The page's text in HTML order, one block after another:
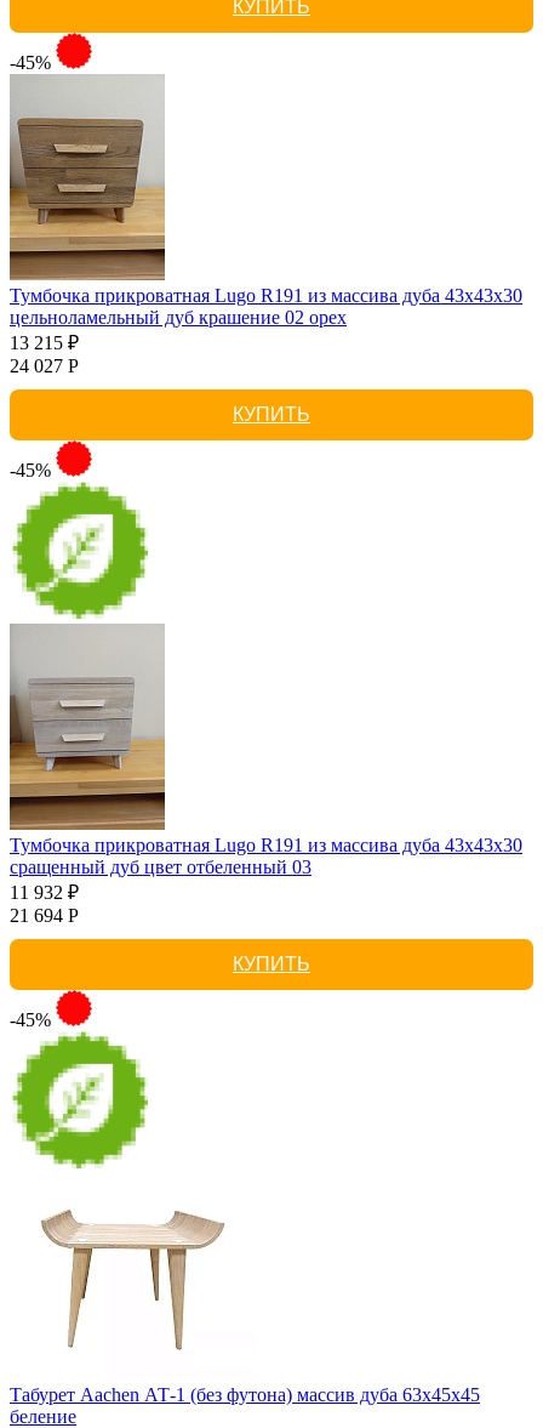
КУПИТЬ
-45%
Тумбочка прикроватная Lugo R191 из массива дуба 43х43х30
цельноламельный дуб крашение 02 орех
13 215 ₽
24 027 Р
КУПИТЬ
-45%
Тумбочка прикроватная Lugo R191 из массива дуба 43х43х30
сращенный дуб цвет отбеленный 03
11 932 ₽
21 694 Р
КУПИТЬ
-45%
Табурет Aachen АТ-1 (без футона) массив дуба 63х45х45
беление